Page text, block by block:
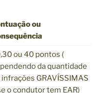
ou
ou 40 pontos (
da quantidade
infrações GRAVÍSSIMAS
o condutor tem EAR)